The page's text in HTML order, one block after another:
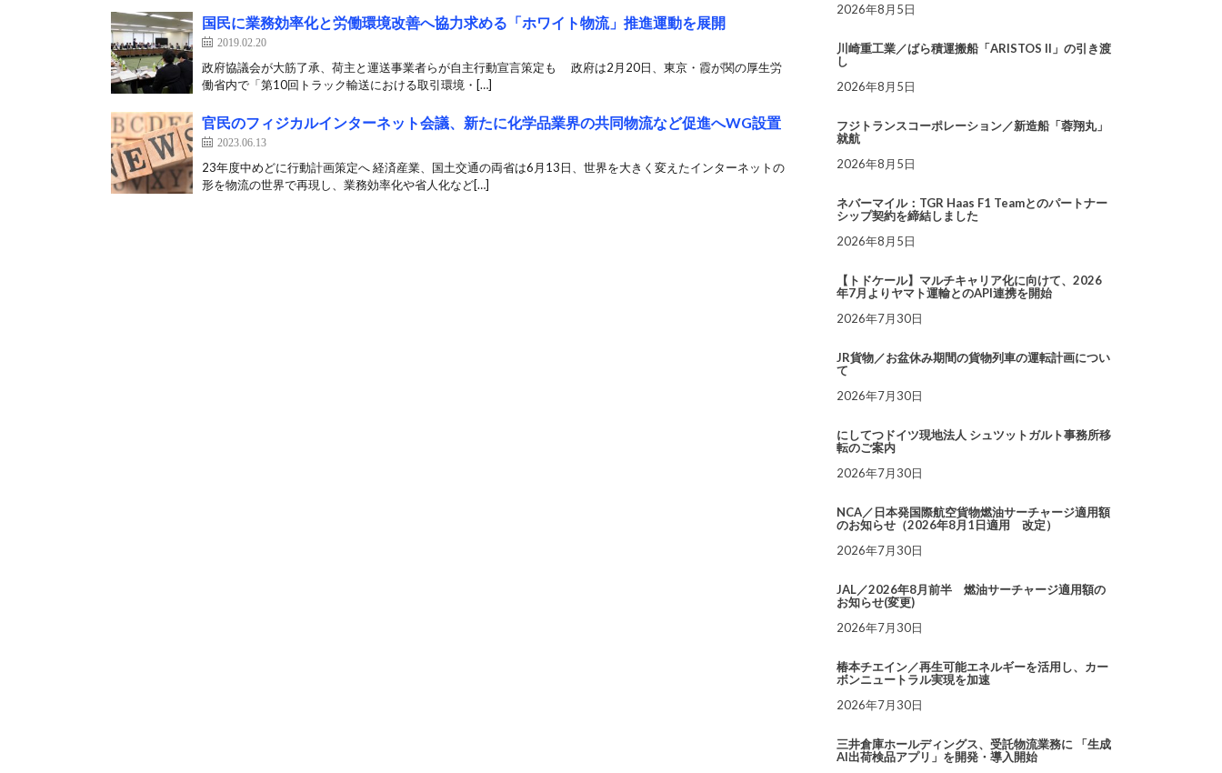
国民に業務効率化と労働環境改善へ協力求める「ホワイト物流」推進運動を展開
2019.02.20
政府協議会が大筋了承、荷主と運送事業者らが自主行動宣言策定も 政府は2月20日、東京・霞が関の厚生労
働省内で「第10回トラック輸送における取引環境・[…]
官民のフィジカルインターネット会議、新たに化学品業界の共同物流など促進へWG設置
2023.06.13
23年度中めどに行動計画策定へ 経済産業、国土交通の両省は6月13日、世界を大きく変えたインターネットの
形を物流の世界で再現し、業務効率化や省人化など[…]
2026年8月5日
川崎重工業／ばら積運搬船「ARISTOS II」の引き渡
し
2026年8月5日
フジトランスコーポレーション／新造船「蓉翔丸」
就航
2026年8月5日
ネバーマイル：TGR Haas F1 Teamとのパートナー
シップ契約を締結しました
2026年8月5日
【トドケール】マルチキャリア化に向けて、2026
年7月よりヤマト運輸とのAPI連携を開始
2026年7月30日
JR貨物／お盆休み期間の貨物列車の運転計画につい
て
2026年7月30日
にしてつドイツ現地法人 シュツットガルト事務所移
転のご案内
2026年7月30日
NCA／日本発国際航空貨物燃油サーチャージ適用額
のお知らせ（2026年8月1日適用 改定）
2026年7月30日
JAL／2026年8月前半 燃油サーチャージ適用額の
お知らせ(変更)
2026年7月30日
椿本チエイン／再生可能エネルギーを活用し、カー
ボンニュートラル実現を加速
2026年7月30日
三井倉庫ホールディングス、受託物流業務に 「生成
AI出荷検品アプリ」を開発・導入開始